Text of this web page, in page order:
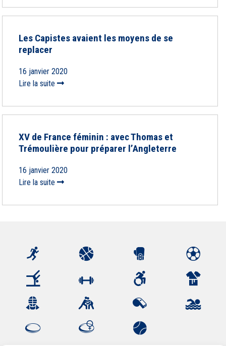
Les Capistes avaient les moyens de se
replacer
16 janvier 2020
Lire la suite
XV de France féminin : avec Thomas et
Trémoulière pour préparer l’Angleterre
16 janvier 2020
Lire la suite